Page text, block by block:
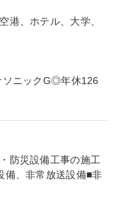
港、ホテル、大学、
ソニックG◎年休126
防災設備工事の施工
備、非常放送設備■非